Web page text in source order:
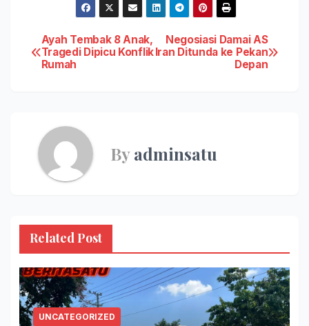
Post
navigation
Negosiasi Damai AS
Iran Ditunda ke Pekan
Depan
Ayah Tembak 8 Anak,
Tragedi Dipicu Konflik
Rumah
Byadminsatu
Related Post
UNCATEGORIZED